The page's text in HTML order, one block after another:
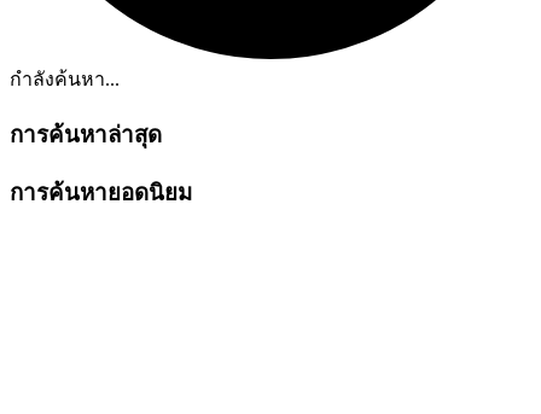
กำลังค้นหา...
การค้นหาล่าสุด
การค้นหายอดนิยม